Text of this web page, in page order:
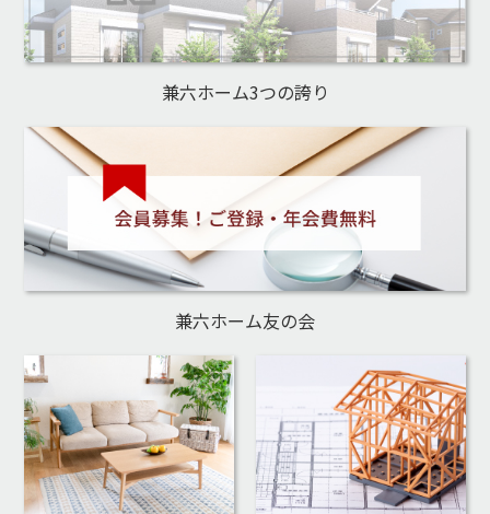
兼六ホーム3つの誇り
兼六ホーム友の会